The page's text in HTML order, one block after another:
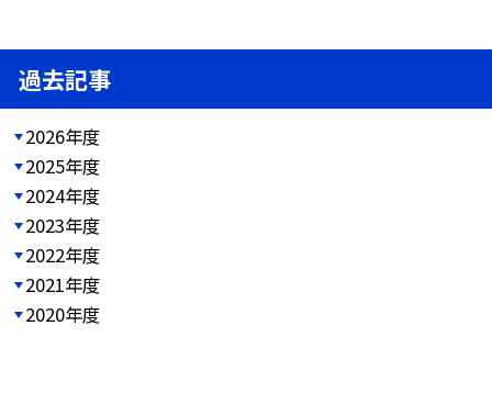
過去記事
2026年度
2025年度
2024年度
2023年度
2022年度
2021年度
2020年度